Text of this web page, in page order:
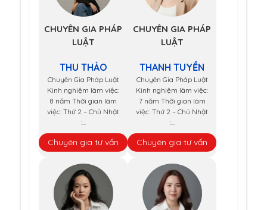
CHUYÊN GIA PHÁP
LUẬT
THU THẢO
Chuyên Gia Pháp Luật
Kinh nghiệm làm việc:
8 năm Thời gian làm
việc: Thứ 2 – Chủ Nhật
:...
Chuyên gia tư vấn
CHUYÊN GIA PHÁP
LUẬT
THANH TUYỀN
Chuyên Gia Pháp Luật
Kinh nghiệm làm việc:
7 năm Thời gian làm
việc: Thứ 2 – Chủ Nhật
:...
Chuyên gia tư vấn